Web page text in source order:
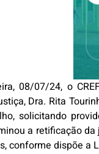
08/07/24, o
Dra. Rita
solicitando
a retificação
conforme dispõe a